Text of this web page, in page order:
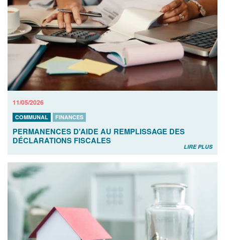
11/05/2026
COMMUNAL FINANCES
PERMANENCES D'AIDE AU REMPLISSAGE DES
DÉCLARATIONS FISCALES
LIRE PLUS